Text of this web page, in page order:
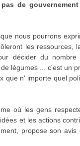
de
nous pourrons
les ressources,
décider du
légumes ... c'est un
que n‘ importe quel
où les gens
et les actions
propose son